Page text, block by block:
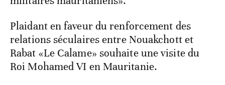
Plaidant en faveur du renforcement des
relations séculaires entre Nouakchott et
Rabat «Le Calame» souhaite une visite du
Roi Mohamed VI en Mauritanie.